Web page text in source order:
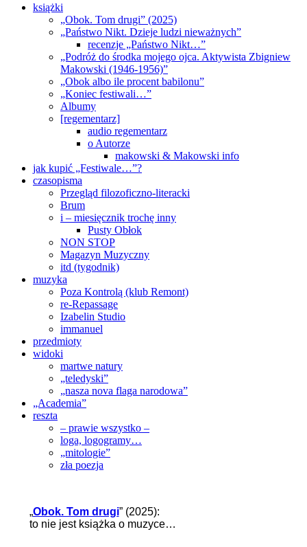
książki
„Obok. Tom drugi” (2025)
„Państwo Nikt. Dzieje ludzi nieważnych”
recenzje „Państwo Nikt…”
„Podróż do środka mojego ojca. Aktywista Zbigniew
Makowski (1946-1956)”
„Obok albo ile procent babilonu”
„Koniec festiwali…”
Albumy
[regementarz]
audio regementarz
o Autorze
makowski & Makowski info
jak kupić „Festiwale…”?
czasopisma
Przegląd filozoficzno-literacki
Brum
i – miesięcznik trochę inny
Pusty Obłok
NON STOP
Magazyn Muzyczny
itd (tygodnik)
muzyka
Poza Kontrolą (klub Remont)
re-Repassage
Izabelin Studio
immanuel
przedmioty
widoki
martwe natury
„teledyski”
„nasza nova flaga narodowa”
„Academia”
reszta
– prawie wszystko –
loga, logogramy…
„mitologie”
zła poezja
„Obok. Tom drugi” (2025):
to nie jest książka o muzyce…